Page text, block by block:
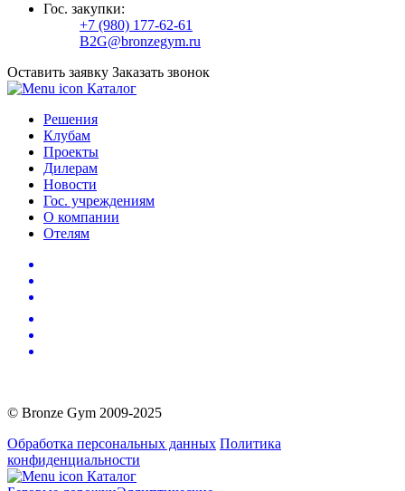
Гос. закупки:
+7 (980) 177-62-61
B2G@bronzegym.ru
Оставить заявку Заказать звонок
Каталог
Решения
Клубам
Проекты
Дилерам
Новости
Гос. учреждениям
О компании
Отелям
© Bronze Gym 2009-2025
Обработка персональных данных Политика
конфиденциальности
Каталог